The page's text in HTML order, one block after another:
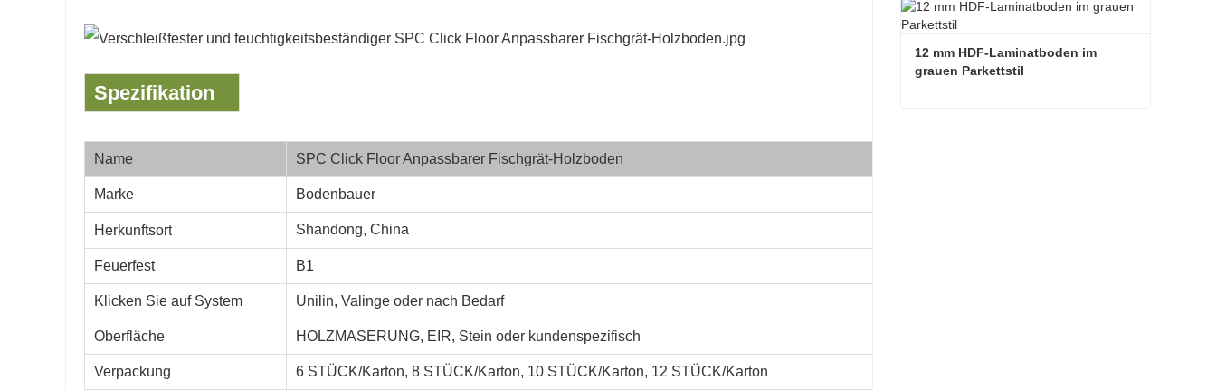
Spezifikation
Name SPC Click Floor Anpassbarer Fischgrät-Holzboden
Marke Bodenbauer
Herkunftsort Shandong, China
Feuerfest B1
Klicken Sie auf System Unilin, Valinge oder nach Bedarf
Oberfläche HOLZMASERUNG, EIR, Stein oder kundenspezifisch
Verpackung 6 STÜCK/Karton, 8 STÜCK/Karton, 10 STÜCK/Karton, 12 STÜCK/Karton
Kontaktieren Sie mich jetzt
12 mm HDF-Laminatboden im
grauen Parkettstil